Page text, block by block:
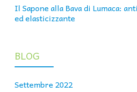
Il Sapone alla Bava di Lumaca:
ed elasticizzante
BLOG
Settembre 2022